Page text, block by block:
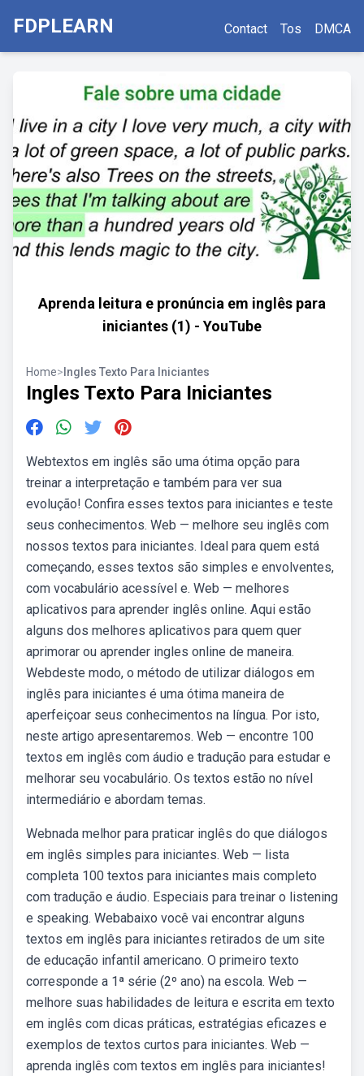
FDPLEARN Contact Tos DMCA
Aprenda leitura e pronúncia em inglês para
iniciantes (1) - YouTube
Home> Ingles Texto Para Iniciantes
Ingles Texto Para Iniciantes
Webtextos em inglês são uma ótima opção para
treinar a interpretação e também para ver sua
evolução! Confira esses textos para iniciantes e teste
seus conhecimentos. Web — melhore seu inglês com
nossos textos para iniciantes. Ideal para quem está
começando, esses textos são simples e envolventes,
com vocabulário acessível e. Web — melhores
aplicativos para aprender inglês online. Aqui estão
alguns dos melhores aplicativos para quem quer
aprimorar ou aprender ingles online de maneira.
Webdeste modo, o método de utilizar diálogos em
inglês para iniciantes é uma ótima maneira de
aperfeiçoar seus conhecimentos na língua. Por isto,
neste artigo apresentaremos. Web — encontre 100
textos em inglês com áudio e tradução para estudar e
melhorar seu vocabulário. Os textos estão no nível
intermediário e abordam temas.
Webnada melhor para praticar inglês do que diálogos
em inglês simples para iniciantes. Web — lista
completa 100 textos para iniciantes mais completo
com tradução e áudio. Especiais para treinar o listening
e speaking. Webabaixo você vai encontrar alguns
textos em inglês para iniciantes retirados de um site
de educação infantil americano. O primeiro texto
corresponde a 1ª série (2º ano) na escola. Web —
melhore suas habilidades de leitura e escrita em texto
em inglês com dicas práticas, estratégias eficazes e
exemplos de textos curtos para iniciantes. Web —
aprenda inglês com textos em inglês para iniciantes!